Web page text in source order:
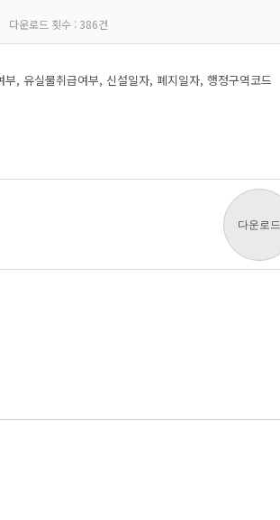
다운로드 횟수 : 386건
, 유실물취급여부, 신설일자, 폐지일자, 행정구역코드
다운로드